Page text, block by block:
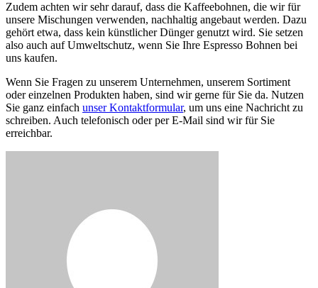
Zudem achten wir sehr darauf, dass die Kaffeebohnen, die wir für
unsere Mischungen verwenden, nachhaltig angebaut werden. Dazu
gehört etwa, dass kein künstlicher Dünger genutzt wird. Sie setzen
also auch auf Umweltschutz, wenn Sie Ihre Espresso Bohnen bei
uns kaufen.
Wenn Sie Fragen zu unserem Unternehmen, unserem Sortiment
oder einzelnen Produkten haben, sind wir gerne für Sie da. Nutzen
Sie ganz einfach unser Kontaktformular, um uns eine Nachricht zu
schreiben. Auch telefonisch oder per E-Mail sind wir für Sie
erreichbar.